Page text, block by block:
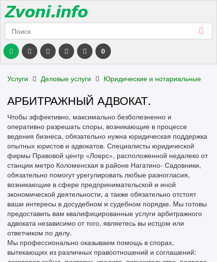
0
Услуги Деловые услуги Юридические и нотариальные
АРБИТРАЖНЫЙ АДВОКАТ.
Чтобы эффективно, максимально безболезненно и
оперативно разрешать споры, возникающие в процессе
ведения бизнеса, обязательно нужна юридическая поддержка
опытных юристов и адвокатов. Специалисты юридической
фирмы Правовой центр «Лоерс», расположенной недалеко от
станции метро Коломенская в районе Нагатино- Садовники,
обязательно помогут урегулировать любые разногласия,
возникающие в сфере предпринимательской и иной
экономической деятельности, а также обязательно отстоят
ваши интересы в досудебном и судебном порядке. Мы готовы
предоставить вам квалифицированные услуги арбитражного
адвоката независимо от того, являетесь вы истцом или
ответчиком по делу.
Мы профессионально оказываем помощь в спорах,
вытекающих из различных правоотношений и соглашений: